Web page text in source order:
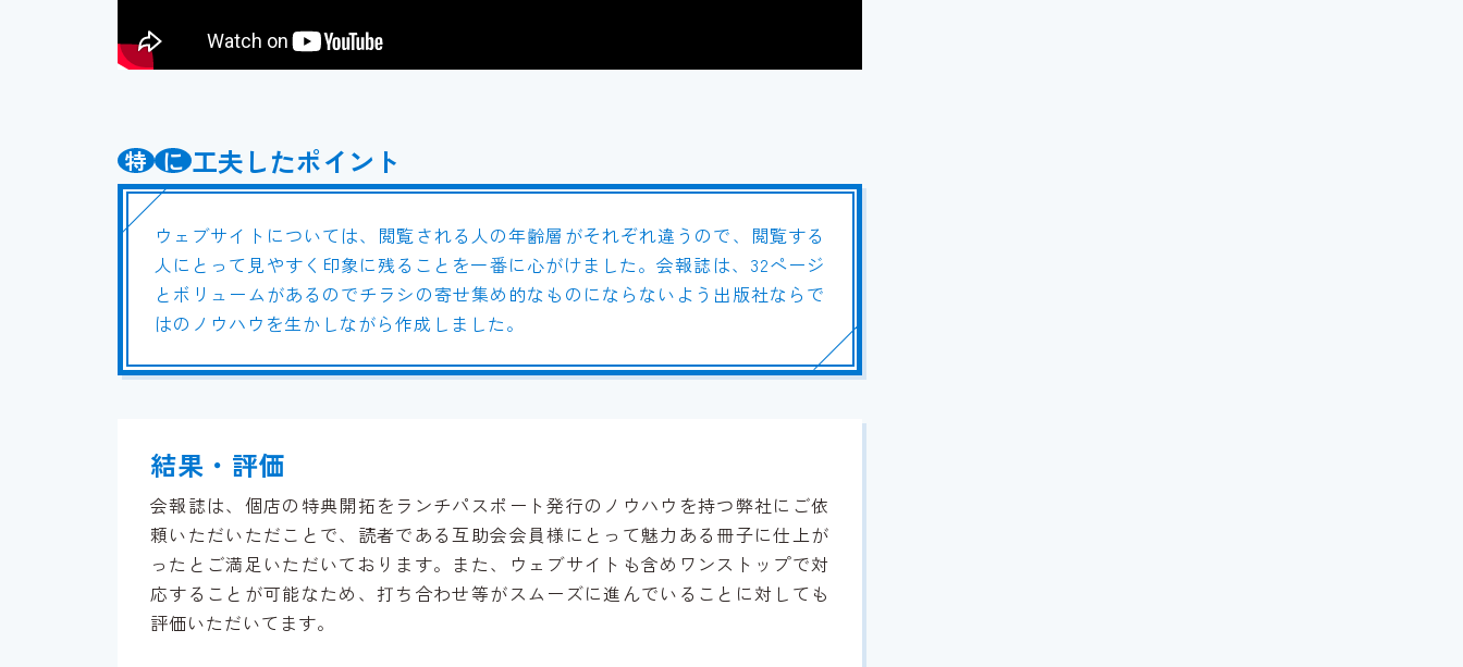
特 に 工夫したポイント
ウェブサイトについては、閲覧される人の年齢層がそれぞれ違うので、閲覧する
人にとって見やすく印象に残ることを一番に心がけました。会報誌は、32ページ
とボリュームがあるのでチラシの寄せ集め的なものにならないよう出版社ならで
はのノウハウを生かしながら作成しました。
結果・評価
会報誌は、個店の特典開拓をランチパスポート発行のノウハウを持つ弊社にご依
頼いただいただことで、読者である互助会会員様にとって魅力ある冊子に仕上が
ったとご満足いただいております。また、ウェブサイトも含めワンストップで対
応することが可能なため、打ち合わせ等がスムーズに進んでいることに対しても
評価いただいてます。